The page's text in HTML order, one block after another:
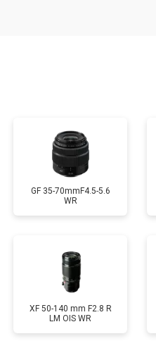
GF 35-70mmF4.5-5.6
WR
XF 50-140 mm F2.8 R
LM OIS WR